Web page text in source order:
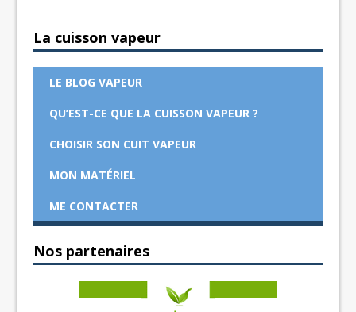
La cuisson vapeur
LE BLOG VAPEUR
QU’EST-CE QUE LA CUISSON VAPEUR ?
CHOISIR SON CUIT VAPEUR
MON MATÉRIEL
ME CONTACTER
Nos partenaires